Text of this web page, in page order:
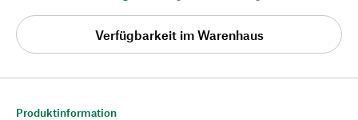
Verfügbarkeit im Warenhaus
Produktinformation